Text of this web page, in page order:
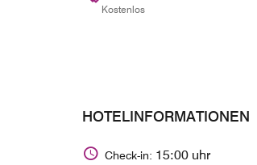
Kostenlos
HOTELINFORMATIONEN
Check-in: 15:00 uhr